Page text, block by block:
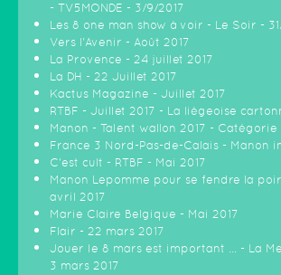
- TV5MONDE - 3/9/2017
Les 8 one man show à voir - Le Soir -
Vers l'Avenir - Août 2017
La Provence - 24 juillet 2017
La DH - 22 Juillet 2017
Kactus Magazine - Juillet 2017
RTBF - Juillet 2017 - La liègeoise
Manon - Talent wallon 2017 - Catégorie
France 3 Nord-Pas-de-Calais - Manon
C'est cult - RTBF - Mai 2017
Manon Lepomme pour se fendre la
avril 2017
Marie Claire Belgique - Mai 2017
Flair - 22 mars 2017
Jouer le 8 mars est important ... - La
3 mars 2017